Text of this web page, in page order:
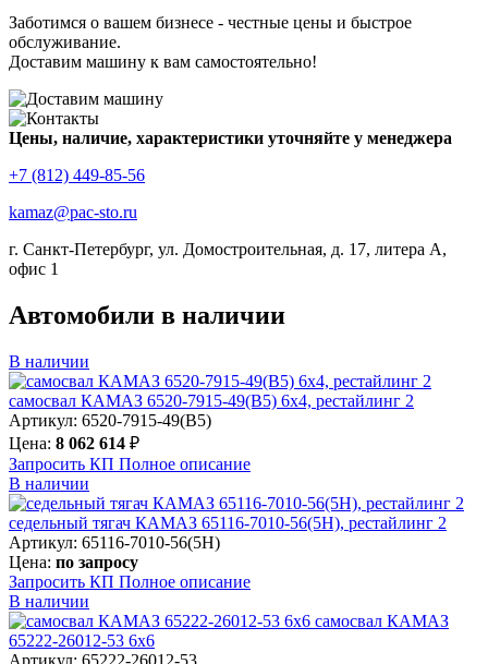
Заботимся о вашем бизнесе - честные цены и быстрое
обслуживание.
Доставим машину к вам самостоятельно!
Цены, наличие, характеристики уточняйте у менеджера
+7 (812) 449-85-56
kamaz@pac-sto.ru
г. Санкт-Петербург, ул. Домостроительная, д. 17, литера А,
офис 1
Автомобили в наличии
В наличии
самосвал КАМАЗ 6520-7915-49(B5) 6х4, рестайлинг 2
Артикул: 6520-7915-49(B5)
Цена: 8 062 614 ₽
Запросить КП Полное описание
В наличии
седельный тягач КАМАЗ 65116-7010-56(5Н), рестайлинг 2
Артикул: 65116-7010-56(5Н)
Цена: по запросу
Запросить КП Полное описание
В наличии
самосвал КАМАЗ
65222-26012-53 6х6
Артикул: 65222-26012-53